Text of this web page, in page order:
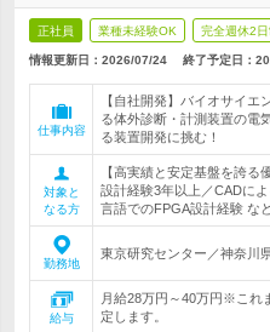
正社員 業種未経験OK 完全週休2日
情報更新日：2026/07/24 終了予定日：
仕事内容
【自社開発】バイオサイ
る体外診断・計測装置の電
る装置開発に挑む！
対象と
なる方
【高実績と安定基盤を誇
設計経験3年以上／CADに
言語でのFPGA設計経験 な
勤務地
東京研究センター／神奈川
給与
月給28万円～40万円※これ
定します。